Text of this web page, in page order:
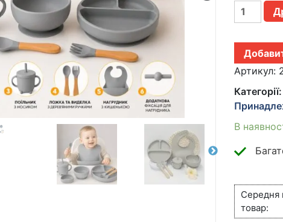
НАБОР
ДЕТСКОЙ
ИЗ
26X-
35
КІЛЬКІСТЬ
Артикул:
В
Середня
товар: